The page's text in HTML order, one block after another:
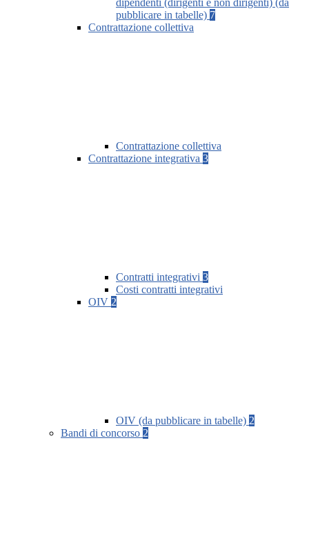
dipendenti (dirigenti e non dirigenti) (da
pubblicare in tabelle) 7
Contrattazione collettiva
Contrattazione collettiva
Contrattazione integrativa 3
Contratti integrativi 3
Costi contratti integrativi
OIV 2
OIV (da pubblicare in tabelle) 2
Bandi di concorso 2